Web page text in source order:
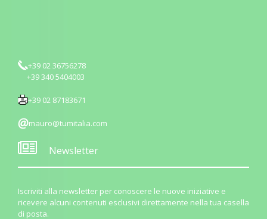
+39 02 36756278
+39 340 5404003
+39 02 87183671
mauro@tumitalia.com
Newsletter
Iscriviti alla newsletter per conoscere le nuove iniziative e
ricevere alcuni contenuti esclusivi direttamente nella tua casella
di posta.